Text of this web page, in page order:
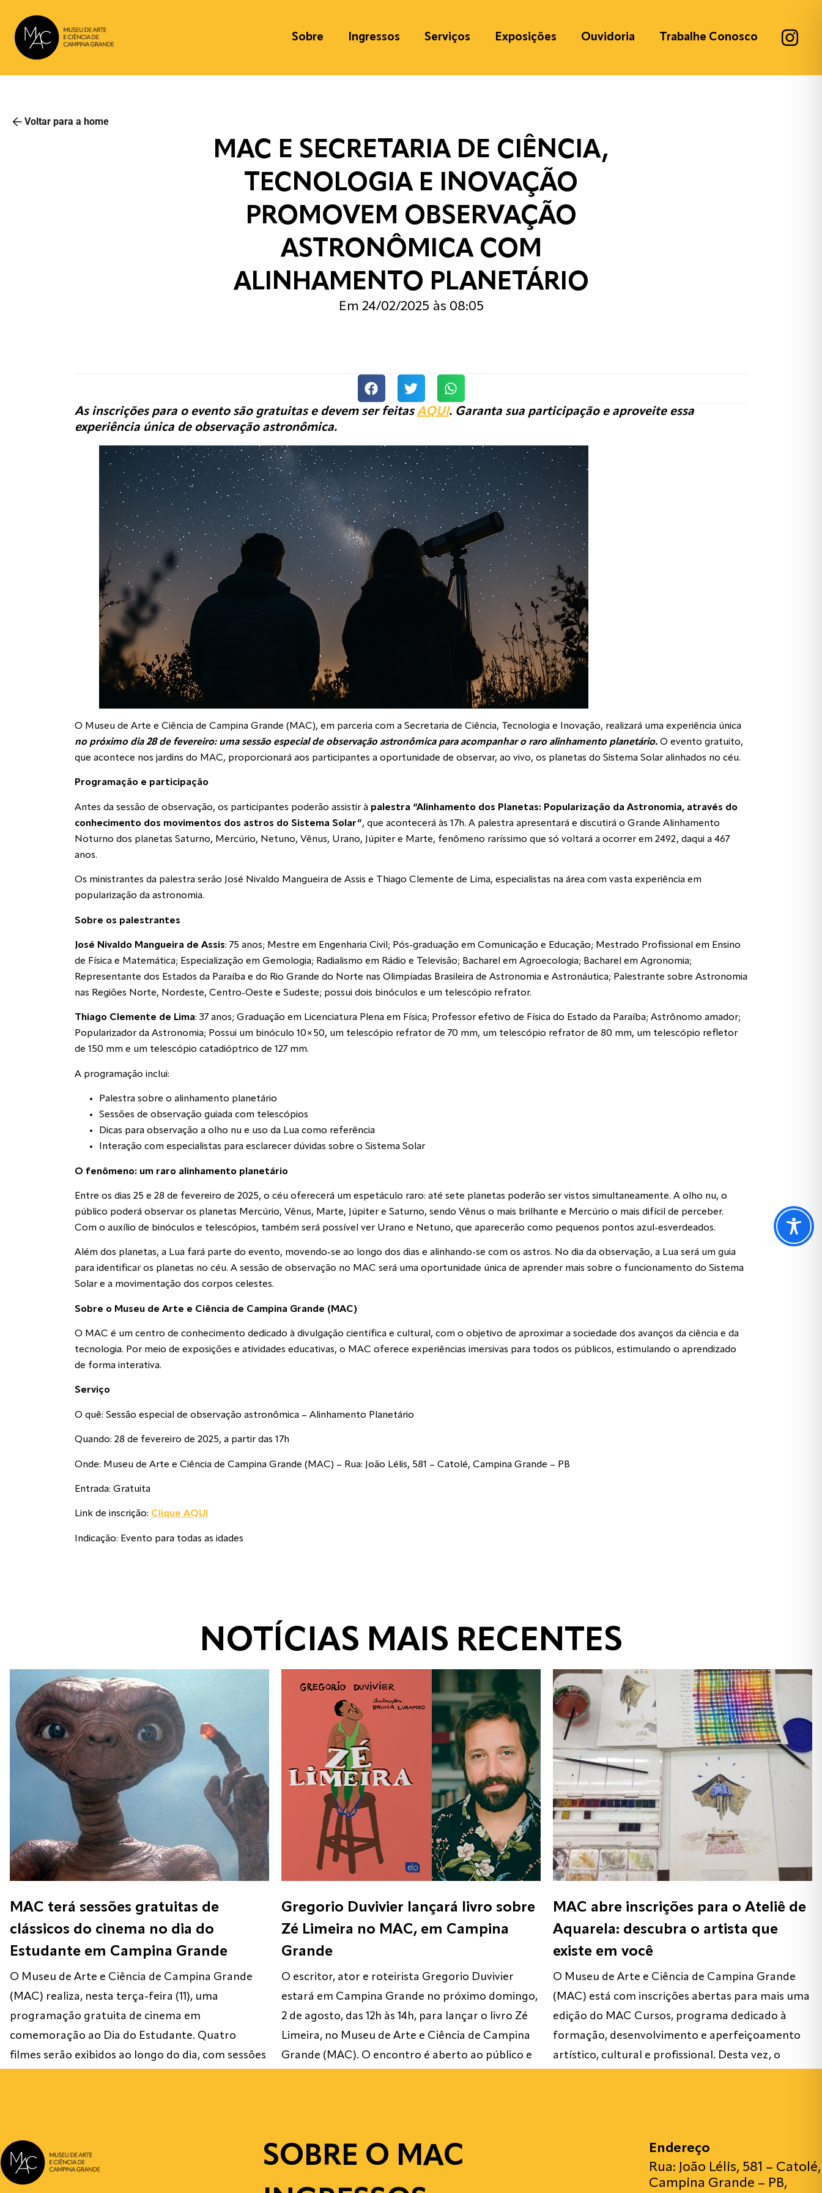
Sobre Ingressos Serviços Exposições Ouvidoria Trabalhe Conosco
Voltar para a home
MAC E SECRETARIA DE CIÊNCIA,
TECNOLOGIA E INOVAÇÃO
PROMOVEM OBSERVAÇÃO
ASTRONÔMICA COM
ALINHAMENTO PLANETÁRIO
Em 24/02/2025 às 08:05
As inscrições para o evento são gratuitas e devem ser feitas AQUI. Garanta sua participação e aproveite essa
experiência única de observação astronômica.
O Museu de Arte e Ciência de Campina Grande (MAC), em parceria com a Secretaria de Ciência, Tecnologia e Inovação, realizará uma experiência única
no próximo dia 28 de fevereiro: uma sessão especial de observação astronômica para acompanhar o raro alinhamento planetário. O evento gratuito,
que acontece nos jardins do MAC, proporcionará aos participantes a oportunidade de observar, ao vivo, os planetas do Sistema Solar alinhados no céu.
Programação e participação
Antes da sessão de observação, os participantes poderão assistir à palestra “Alinhamento dos Planetas: Popularização da Astronomia, através do
conhecimento dos movimentos dos astros do Sistema Solar”, que acontecerá às 17h. A palestra apresentará e discutirá o Grande Alinhamento
Noturno dos planetas Saturno, Mercúrio, Netuno, Vênus, Urano, Júpiter e Marte, fenômeno raríssimo que só voltará a ocorrer em 2492, daqui a 467
anos.
Os ministrantes da palestra serão José Nivaldo Mangueira de Assis e Thiago Clemente de Lima, especialistas na área com vasta experiência em
popularização da astronomia.
Sobre os palestrantes
José Nivaldo Mangueira de Assis: 75 anos; Mestre em Engenharia Civil; Pós-graduação em Comunicação e Educação; Mestrado Profissional em Ensino
de Física e Matemática; Especialização em Gemologia; Radialismo em Rádio e Televisão; Bacharel em Agroecologia; Bacharel em Agronomia;
Representante dos Estados da Paraíba e do Rio Grande do Norte nas Olimpíadas Brasileira de Astronomia e Astronáutica; Palestrante sobre Astronomia
nas Regiões Norte, Nordeste, Centro-Oeste e Sudeste; possui dois binóculos e um telescópio refrator.
Thiago Clemente de Lima: 37 anos; Graduação em Licenciatura Plena em Física; Professor efetivo de Física do Estado da Paraíba; Astrônomo amador;
Popularizador da Astronomia; Possui um binóculo 10×50, um telescópio refrator de 70 mm, um telescópio refrator de 80 mm, um telescópio refletor
de 150 mm e um telescópio catadióptrico de 127 mm.
A programação inclui:
Palestra sobre o alinhamento planetário
Sessões de observação guiada com telescópios
Dicas para observação a olho nu e uso da Lua como referência
Interação com especialistas para esclarecer dúvidas sobre o Sistema Solar
O fenômeno: um raro alinhamento planetário
Entre os dias 25 e 28 de fevereiro de 2025, o céu oferecerá um espetáculo raro: até sete planetas poderão ser vistos simultaneamente. A olho nu, o
público poderá observar os planetas Mercúrio, Vênus, Marte, Júpiter e Saturno, sendo Vênus o mais brilhante e Mercúrio o mais difícil de perceber.
Com o auxílio de binóculos e telescópios, também será possível ver Urano e Netuno, que aparecerão como pequenos pontos azul-esverdeados.
Além dos planetas, a Lua fará parte do evento, movendo-se ao longo dos dias e alinhando-se com os astros. No dia da observação, a Lua será um guia
para identificar os planetas no céu. A sessão de observação no MAC será uma oportunidade única de aprender mais sobre o funcionamento do Sistema
Solar e a movimentação dos corpos celestes.
Sobre o Museu de Arte e Ciência de Campina Grande (MAC)
O MAC é um centro de conhecimento dedicado à divulgação científica e cultural, com o objetivo de aproximar a sociedade dos avanços da ciência e da
tecnologia. Por meio de exposições e atividades educativas, o MAC oferece experiências imersivas para todos os públicos, estimulando o aprendizado
de forma interativa.
Serviço
O quê: Sessão especial de observação astronômica – Alinhamento Planetário
Quando: 28 de fevereiro de 2025, a partir das 17h
Onde: Museu de Arte e Ciência de Campina Grande (MAC) – Rua: João Lélis, 581 – Catolé, Campina Grande – PB
Entrada: Gratuita
Link de inscrição: Clique AQUI
Indicação: Evento para todas as idades
NOTÍCIAS MAIS RECENTES
MAC terá sessões gratuitas de
clássicos do cinema no dia do
Estudante em Campina Grande
O Museu de Arte e Ciência de Campina Grande
(MAC) realiza, nesta terça-feira (11), uma
programação gratuita de cinema em
comemoração ao Dia do Estudante. Quatro
filmes serão exibidos ao longo do dia, com sessões
Gregorio Duvivier lançará livro sobre
Zé Limeira no MAC, em Campina
Grande
O escritor, ator e roteirista Gregorio Duvivier
estará em Campina Grande no próximo domingo,
2 de agosto, das 12h às 14h, para lançar o livro Zé
Limeira, no Museu de Arte e Ciência de Campina
Grande (MAC). O encontro é aberto ao público e
MAC abre inscrições para o Ateliê de
Aquarela: descubra o artista que
existe em você
O Museu de Arte e Ciência de Campina Grande
(MAC) está com inscrições abertas para mais uma
edição do MAC Cursos, programa dedicado à
formação, desenvolvimento e aperfeiçoamento
artístico, cultural e profissional. Desta vez, o
SOBRE O MAC
Endereço
Rua: João Lélis, 581 – Catolé,
Campina Grande – PB,